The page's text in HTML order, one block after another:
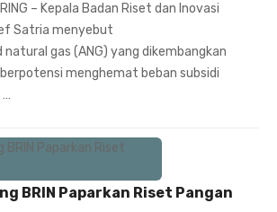
– Kepala Badan Riset dan Inovasi
Satria menyebut
gas (ANG) yang dikembangkan
menghemat beban subsidi
…
BRIN Paparkan Riset Pangan